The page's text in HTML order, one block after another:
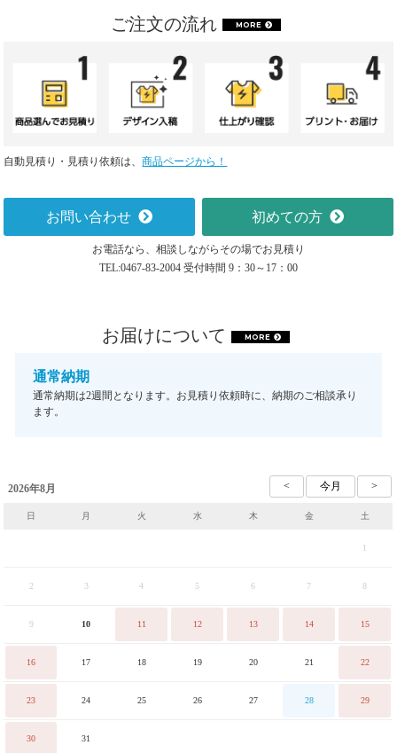
ご注文の流れ MORE
自動見積り・見積り依頼は、商品ページから！
お問い合わせ 初めての方
お電話なら、相談しながらその場でお見積り
TEL:0467-83-2004 受付時間 9：30～17：00
お届けについて MORE
通常納期
通常納期は2週間となります。お見積り依頼時に、納期のご相談承り
ます。
2026年8月
日 月 火 水 木 金 土
1
2 3 4 5 6 7 8
9 10 11 12 13 14 15
16 17 18 19 20 21 22
23 24 25 26 27 28 29
30 31